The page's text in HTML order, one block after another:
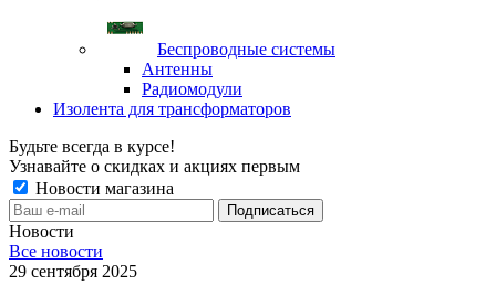
Беспроводные системы
Антенны
Радиомодули
Изолента для трансформаторов
Будьте всегда в курсе!
Узнавайте о скидках и акциях первым
Новости магазина
Новости
Все новости
29 сентября 2025